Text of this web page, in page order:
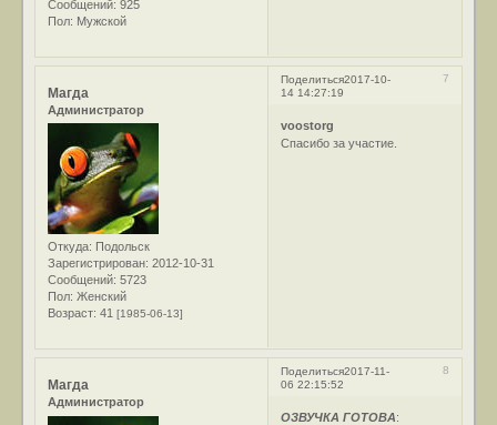
Сообщений: 925
Пол: Мужской
Поделиться 7
2017-10-
14 14:27:19
Магда
Администратор
Откуда: Подольск
Зарегистрирован: 2012-10-31
Сообщений: 5723
Пол: Женский
Возраст: 41[1985-06-13]
voostorg
Спасибо за участие.
Поделиться 8
2017-11-
06 22:15:52
Магда
Администратор
ОЗВУЧКА ГОТОВА: